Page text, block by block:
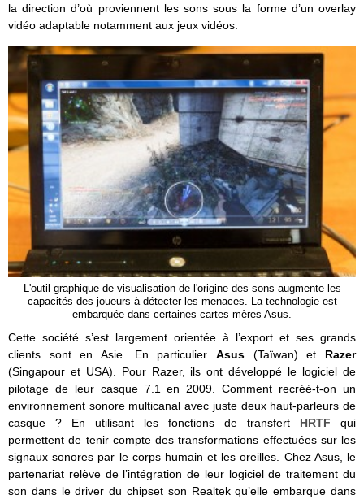
la direction d’où proviennent les sons sous la forme d’un overlay
vidéo adaptable notamment aux jeux vidéos.
L'outil graphique de visualisation de l'origine des sons augmente les
capacités des joueurs à détecter les menaces. La technologie est
embarquée dans certaines cartes mères Asus.
Cette société s’est largement orientée à l’export et ses grands
clients sont en Asie. En particulier Asus (Taïwan) et Razer
(Singapour et USA). Pour Razer, ils ont développé le logiciel de
pilotage de leur casque 7.1 en 2009. Comment recréé-t-on un
environnement sonore multicanal avec juste deux haut-parleurs de
casque ? En utilisant les fonctions de transfert HRTF qui
permettent de tenir compte des transformations effectuées sur les
signaux sonores par le corps humain et les oreilles. Chez Asus, le
partenariat relève de l’intégration de leur logiciel de traitement du
son dans le driver du chipset son Realtek qu’elle embarque dans